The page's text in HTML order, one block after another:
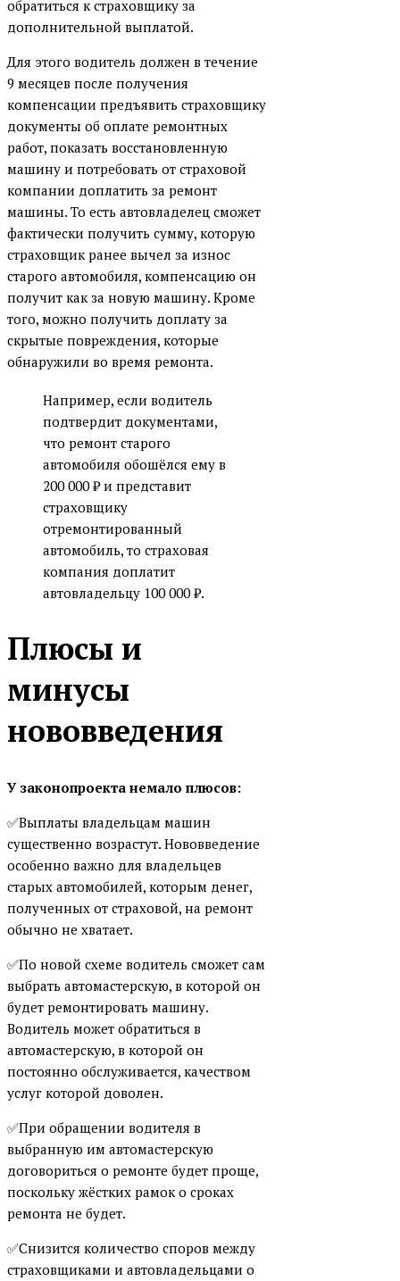
обратиться к страховщику за
дополнительной выплатой.
Для этого водитель должен в течение
9 месяцев после получения
компенсации предъявить страховщику
документы об оплате ремонтных
работ, показать восстановленную
машину и потребовать от страховой
компании доплатить за ремонт
машины. То есть автовладелец сможет
фактически получить сумму, которую
страховщик ранее вычел за износ
старого автомобиля, компенсацию он
получит как за новую машину. Кроме
того, можно получить доплату за
скрытые повреждения, которые
обнаружили во время ремонта.
Например, если водитель
подтвердит документами,
что ремонт старого
автомобиля обошёлся ему в
200 000 ₽ и представит
страховщику
отремонтированный
автомобиль, то страховая
компания доплатит
автовладельцу 100 000 ₽.
Плюсы и
минусы
нововведения
У законопроекта немало плюсов:
✅Выплаты владельцам машин
существенно возрастут. Нововведение
особенно важно для владельцев
старых автомобилей, которым денег,
полученных от страховой, на ремонт
обычно не хватает.
✅По новой схеме водитель сможет сам
выбрать автомастерскую, в которой он
будет ремонтировать машину.
Водитель может обратиться в
автомастерскую, в которой он
постоянно обслуживается, качеством
услуг которой доволен.
✅При обращении водителя в
выбранную им автомастерскую
договориться о ремонте будет проще,
поскольку жёстких рамок о сроках
ремонта не будет.
✅Снизится количество споров между
страховщиками и автовладельцами о